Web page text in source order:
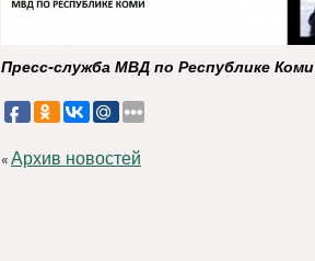
Пресс-служба МВД по Республике Коми
«Архив новостей